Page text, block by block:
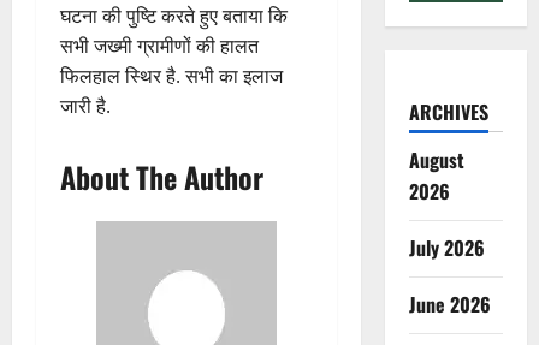
घटना की पुष्टि करते हुए बताया कि
सभी जख्मी ग्रामीणों की हालत
फिलहाल स्थिर है. सभी का इलाज
जारी है.
About The Author
ARCHIVES
August
2026
July 2026
June 2026